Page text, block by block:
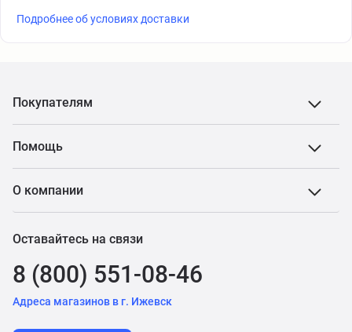
Подробнее об условиях доставки
Покупателям
Помощь
О компании
Оставайтесь на связи
8 (800) 551-08-46
Адреса магазинов в г. Ижевск